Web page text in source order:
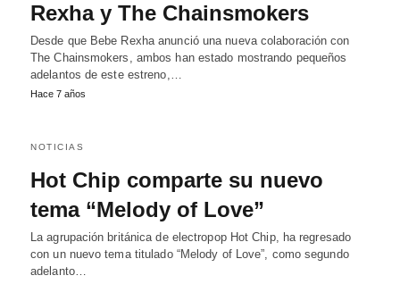
Rexha y The Chainsmokers
Desde que Bebe Rexha anunció una nueva colaboración con
The Chainsmokers, ambos han estado mostrando pequeños
adelantos de este estreno,…
Hace 7 años
NOTICIAS
Hot Chip comparte su nuevo
tema “Melody of Love”
La agrupación británica de electropop Hot Chip, ha regresado
con un nuevo tema titulado “Melody of Love”, como segundo
adelanto…